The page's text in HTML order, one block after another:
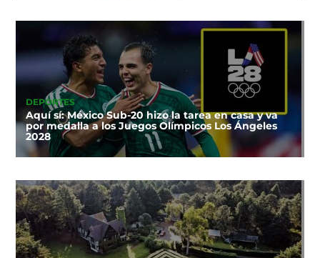
DEPORTES
Aquí sí: México Sub-20 hizo la tarea en casa y va
por medalla a los Juegos Olímpicos Los Ángeles
2028